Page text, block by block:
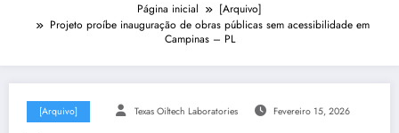
Página inicial
[Arquivo]
Projeto proíbe inauguração de obras públicas sem acessibilidade em
Campinas – PL
[Arquivo] Texas Oiltech Laboratories Fevereiro 15, 2026